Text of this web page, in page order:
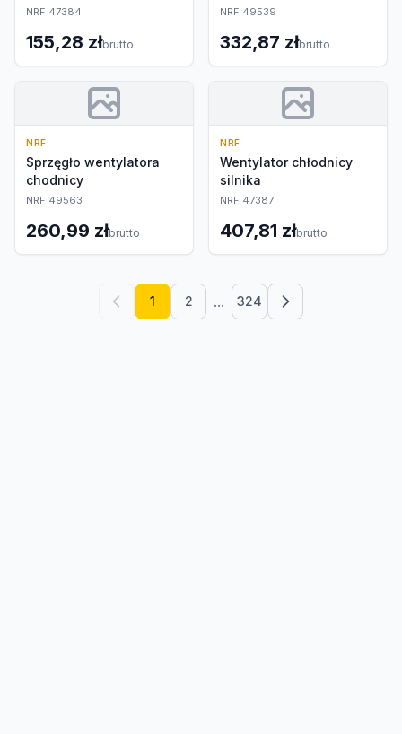
NRF 47384
155,28 złbrutto
NRF 49539
332,87 złbrutto
NRF
Sprzęgło wentylatora
chodnicy
NRF 49563
260,99 złbrutto
NRF
Wentylator chłodnicy
silnika
NRF 47387
407,81 złbrutto
1 2 ... 324